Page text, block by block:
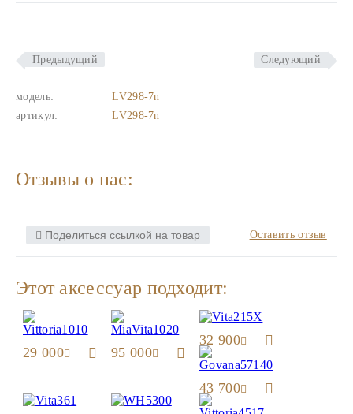
Предыдущий Следующий
модель:
LV298-7n
артикул:
LV298-7n
Отзывы о нас:
Поделиться ссылкой на товар Оставить отзыв
Этот аксессуар подходит:
29 000 95 000
32 900
43 700